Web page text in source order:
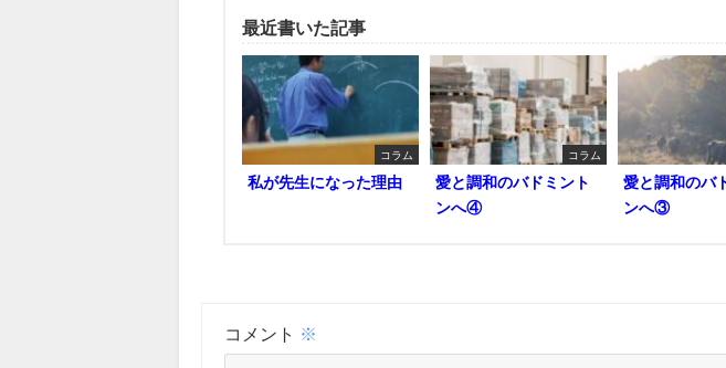
最近書いた記事
コラム
私が先生になった理由
コラム
愛と調和のバドミント
ンへ④
愛と調和のバ
ンへ③
コメント ※